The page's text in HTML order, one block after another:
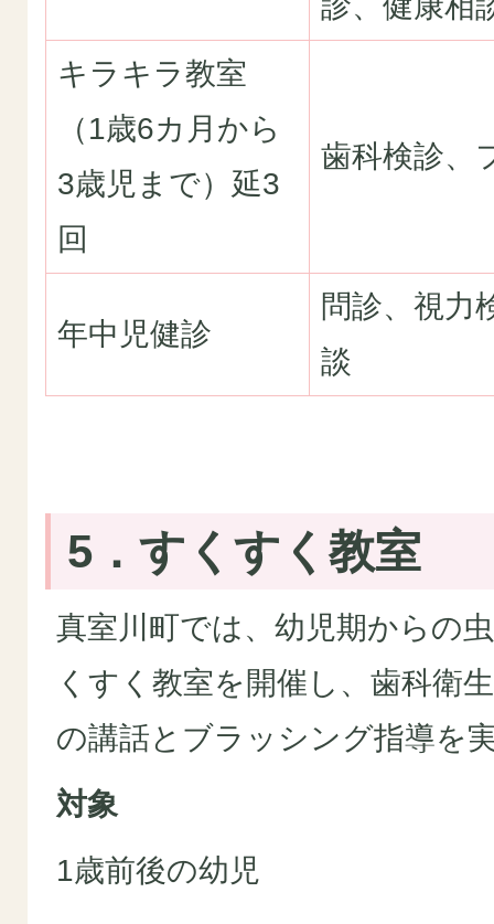
キラキラ教室
（1歳6カ月から
3歳児まで）延3
回
歯科検診、
年中児健診
問診、視力
談
5．すくすく教室
真室川町では、幼児期からの
くすく教室を開催し、歯科衛
の講話とブラッシング指導を
対象
1歳前後の幼児